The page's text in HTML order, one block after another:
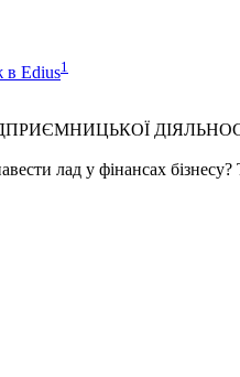
в Edius1
лад у фінансах